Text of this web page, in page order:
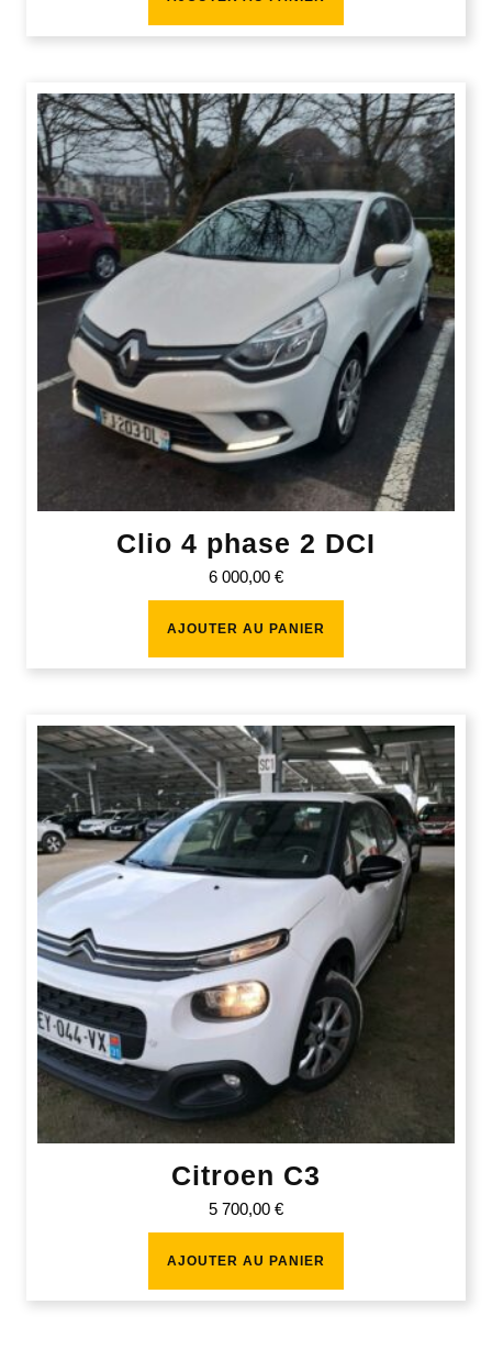
Clio 4 phase 2 DCI
6 000,00 €
AJOUTER AU PANIER
Citroen C3
5 700,00 €
AJOUTER AU PANIER